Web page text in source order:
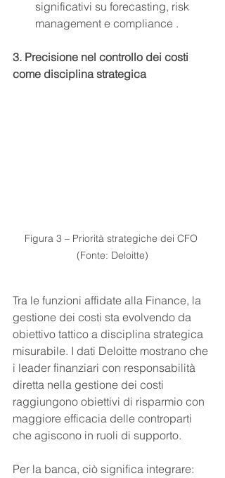
significativi su forecasting, risk
management e compliance .
3. Precisione nel controllo dei costi
come disciplina strategica
Figura 3 – Priorità strategiche dei CFO
(Fonte: Deloitte)
Tra le funzioni affidate alla Finance, la
gestione dei costi sta evolvendo da
obiettivo tattico a disciplina strategica
misurabile. I dati Deloitte mostrano che
i leader finanziari con responsabilità
diretta nella gestione dei costi
raggiungono obiettivi di risparmio con
maggiore efficacia delle controparti
che agiscono in ruoli di supporto.
Per la banca, ciò significa integrare: